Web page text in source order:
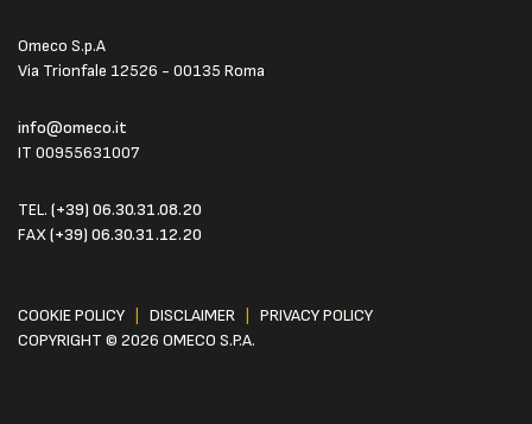
Omeco S.p.A
Via Trionfale 12526 - 00135 Roma
info@omeco.it
IT 00955631007
TEL. (+39) 06.30.31.08.20
FAX(+39) 06.30.31.12.20
COOKIE POLICY DISCLAIMER
PRIVACY POLICY
COPYRIGHT © 2026 OMECO S.P.A.